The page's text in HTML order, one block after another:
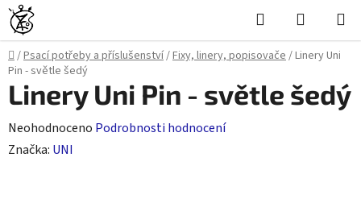
Přejít
na
obsah
Hledat
KOŠÍK
Domů
/Psací potřeby a příslušenství/Fixy, linery, popisovače/Linery Uni
Pin - světle šedý
Linery Uni Pin - světle šedý
Průměrné
hodnocení
Neohodnoceno Podrobnosti hodnocení
Značka: UNI